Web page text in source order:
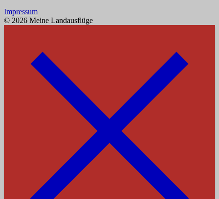
Impressum
© 2026 Meine Landausflüge